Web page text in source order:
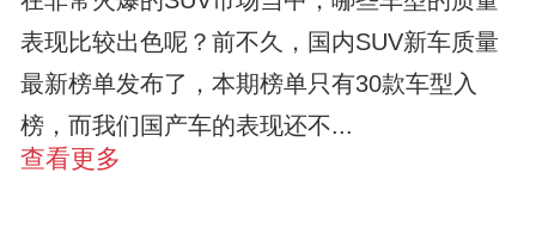
表现比较出色呢？前不久，国内SUV新车质量
最新榜单发布了，本期榜单只有30款车型入
榜，而我们国产车的表现还不...
查看更多